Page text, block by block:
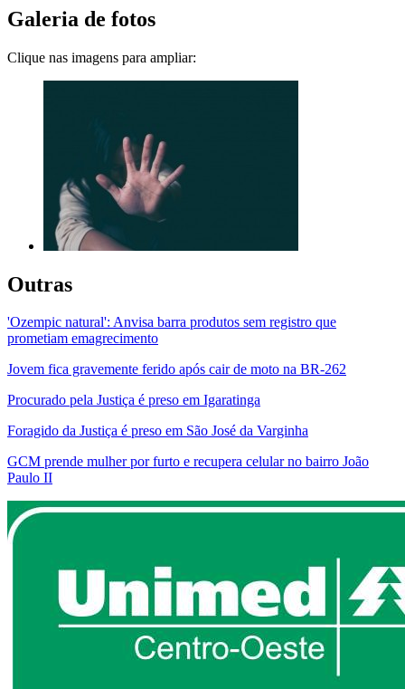
Galeria de fotos
Clique nas imagens para ampliar:
Outras
'Ozempic natural': Anvisa barra produtos sem registro que
prometiam emagrecimento
Jovem fica gravemente ferido após cair de moto na BR-262
Procurado pela Justiça é preso em Igaratinga
Foragido da Justiça é preso em São José da Varginha
GCM prende mulher por furto e recupera celular no bairro João
Paulo II